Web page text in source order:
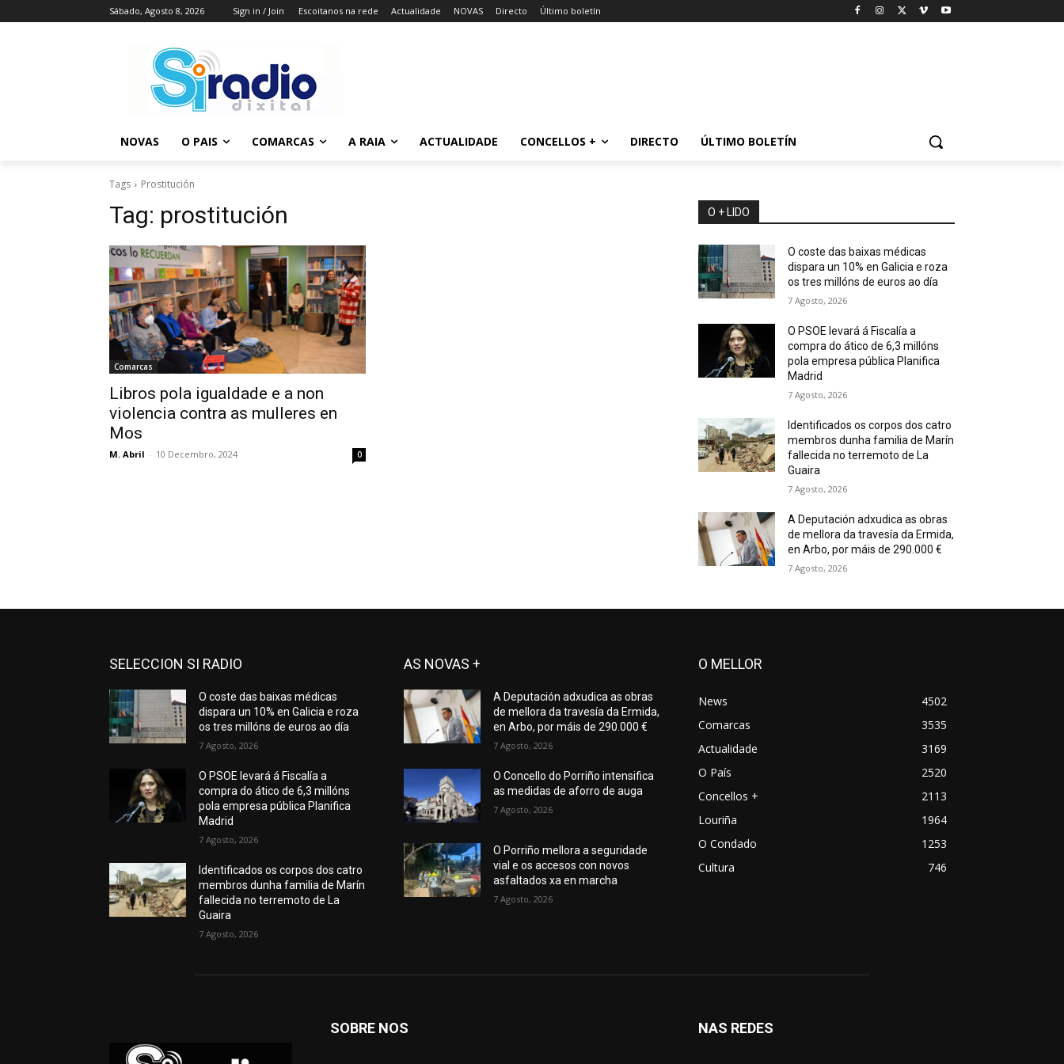
Sábado, Agosto 8, 2026 Sign in / Join Escoitanos na rede Actualidade NOVAS Directo Último boletín
NOVAS O PAIS COMARCAS A RAIA ACTUALIDADE CONCELLOS + DIRECTO ÚLTIMO BOLETÍN
Tags Prostitución
Tag: prostitución
Comarcas
Libros pola igualdade e a non
violencia contra as mulleres en
Mos
M. Abril - 10 Decembro, 2024 0
O + LIDO
O coste das baixas médicas
dispara un 10% en Galicia e roza
os tres millóns de euros ao día
7 Agosto, 2026
O PSOE levará á Fiscalía a
compra do ático de 6,3 millóns
pola empresa pública Planifica
Madrid
7 Agosto, 2026
Identificados os corpos dos catro
membros dunha familia de Marín
fallecida no terremoto de La
Guaira
7 Agosto, 2026
A Deputación adxudica as obras
de mellora da travesía da Ermida,
en Arbo, por máis de 290.000 €
7 Agosto, 2026
SELECCION SI RADIO
O coste das baixas médicas
dispara un 10% en Galicia e roza
os tres millóns de euros ao día
7 Agosto, 2026
O PSOE levará á Fiscalía a
compra do ático de 6,3 millóns
pola empresa pública Planifica
Madrid
7 Agosto, 2026
Identificados os corpos dos catro
membros dunha familia de Marín
fallecida no terremoto de La
Guaira
7 Agosto, 2026
AS NOVAS +
A Deputación adxudica as obras
de mellora da travesía da Ermida,
en Arbo, por máis de 290.000 €
7 Agosto, 2026
O Concello do Porriño intensifica
as medidas de aforro de auga
7 Agosto, 2026
O Porriño mellora a seguridade
vial e os accesos con novos
asfaltados xa en marcha
7 Agosto, 2026
O MELLOR
News
4502
Comarcas
3535
Actualidade
3169
O País
2520
Concellos +
2113
Louriña
1964
O Condado
1253
Cultura
746
SOBRE NOS NAS REDES